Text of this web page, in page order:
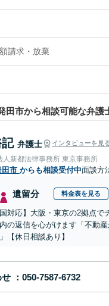
護士に相談予約したい』など
請求・放棄
田市から相談可能な弁護
弁護士 インタビューを見
人新都法律事務所 東京事務所
田市 からも相談受付中面談方
遺留分 料金表を見る
国対応】大阪・東京の2拠点
の返信を心がけます「不動
【休日相談あり】
せ